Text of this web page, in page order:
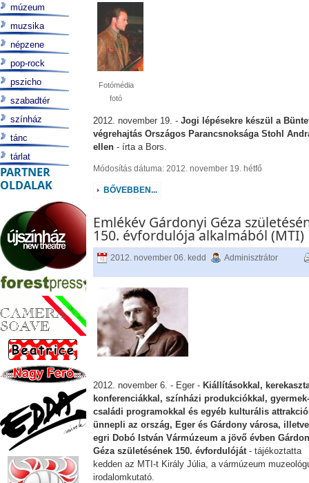
Fotómédia
fotó
2012. november 19. - Jogi lépésekre készül a
végrehajtás Országos Parancsnoksága Stohl
ellen - írta a Bors.
Módosítás dátuma: 2012. november 19. hétfő
BŐVEBBEN...
Emlékév Gárdonyi Géza
150. évfordulója alkalmából (MTI)
2012. november 06. kedd Adminisztrátor
2012. november 6. - Eger - Kiállításokkal,
konferenciákkal, színházi produkciókkal,
családi programokkal és egyéb kulturális
ünnepli az ország, Eger és Gárdony városa,
egri Dobó István Vármúzeum a jövő évben
Géza születésének 150. évfordulóját- tájékoztatta
kedden az MTI-t Király Júlia, a vármúzeum
irodalomkutató.
múzeum
muzsika
népzene
pop-rock
pszicho
szabadtér
színház
tánc
tárlat
PARTNER
OLDALAK